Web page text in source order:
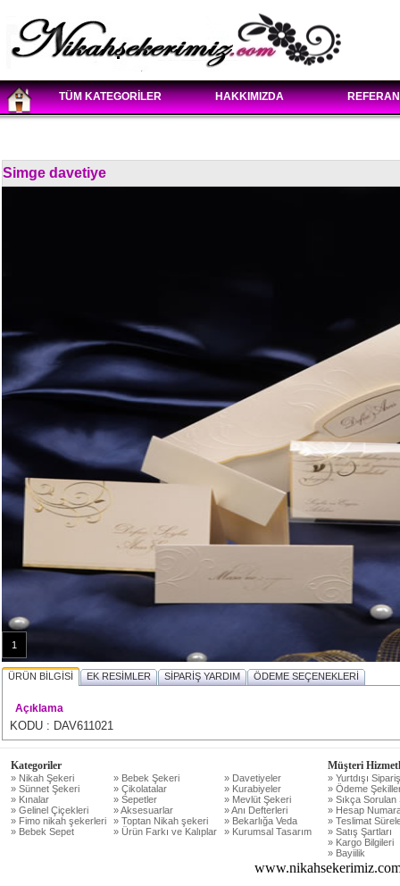
TÜM KATEGORİLER HAKKIMIZDA
Simge davetiye
1
ÜRÜN BİLGİSİ EK RESİMLER SİPARİŞ YARDIM ÖDEME SEÇENEKLERİ
Açıklama
KODU : DAV611021
Kategoriler
» Nikah Şekeri » Bebek Şekeri
» Davetiyeler
» Sünnet Şekeri
» Çikolatalar
» Kurabiyeler
» Kınalar
» Sepetler
» Mevlüt Şekeri
» Gelinel Çiçekleri
» Aksesuarlar
» Anı Defterleri
» Fimo nikah şekerleri
» Toptan Nikah şekeri
» Bekarlığa Veda
» Bebek Sepet
» Ürün Farkı ve Kalıplar » Kurumsal Tasarım
Müşteri
» Yurtdışı
» Ödeme
» Sıkça Sorulan
» Hesap
» Teslimat
» Satış Şartları
» Kargo Bilgileri
» Bayiilik